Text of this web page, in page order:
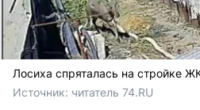
Лосиха спряталась на стройке
Источник: читатель 74.RU